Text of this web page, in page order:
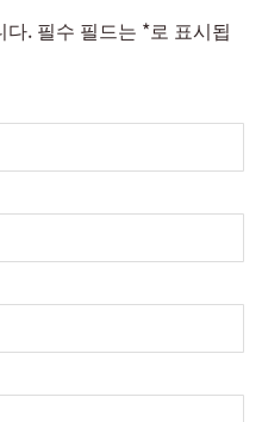
다. 필수 필드는 *로 표시됩